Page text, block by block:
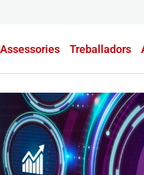
Assessories Treballadors